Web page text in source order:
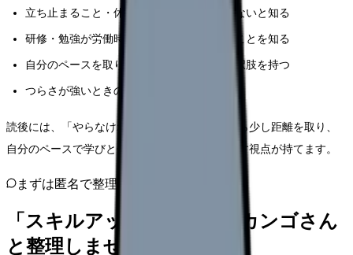
立ち止まること・休むことは悪いことではないと知る
研修・勉強が労働時間に当たる場合があることを知る
自分のペースを取り戻すための具体的な選択肢を持つ
つらさが強いときの相談先を知っておく
読後には、「やらなければ」に追われる状態から少し距離を取り、
自分のペースで学びと休息のバランスを取り戻す視点が持てます。
まずは匿名で整理
「スキルアップ疲れ」を、カンゴさん
と整理しませんか。